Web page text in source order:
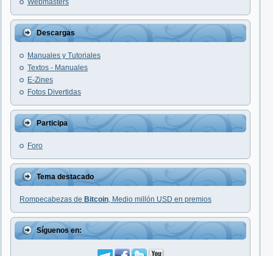
Webmasters
Descargas
Manuales y Tutoriales
Textos - Manuales
E-Zines
Fotos Divertidas
Participa
Foro
Tema destacado
Rompecabezas de Bitcoin, Medio millón USD en premios
Síguenos en: